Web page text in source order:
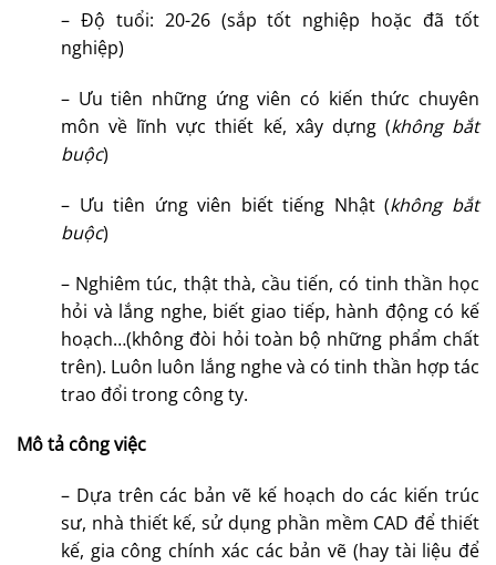
– Độ tuổi: 20-26 (sắp tốt nghiệp hoặc đã tốt
nghiệp)
– Ưu tiên những ứng viên có kiến thức chuyên
môn về lĩnh vực thiết kế, xây dựng (không bắt
buộc)
– Ưu tiên ứng viên biết tiếng Nhật (không bắt
buộc)
– Nghiêm túc, thật thà, cầu tiến, có tinh thần học
hỏi và lắng nghe, biết giao tiếp, hành động có kế
hoạch…(không đòi hỏi toàn bộ những phẩm chất
trên). Luôn luôn lắng nghe và có tinh thần hợp tác
trao đổi trong công ty.
Mô tả công việc
– Dựa trên các bản vẽ kế hoạch do các kiến trúc
sư, nhà thiết kế, sử dụng phần mềm CAD để thiết
kế, gia công chính xác các bản vẽ (hay tài liệu để